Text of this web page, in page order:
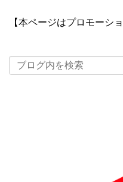
【本ページはプロモーシ